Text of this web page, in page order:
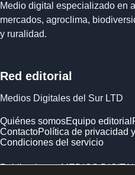
Medio digital especializado en
mercados, agroclima,
y ruralidad.
Red editorial
Medios Digitales del Sur LTD
Quiénes somosEquipo editorial
ContactoPolítica de privacidad
Condiciones del servicio
Publicado por MEDIOS